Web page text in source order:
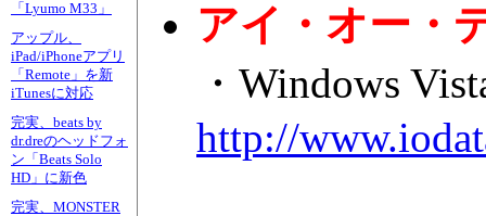
「Lyumo M33」
アップル、
iPad/iPhoneアプリ
「Remote」を新
iTunesに対応
完実、beats by
dr.dreのヘッドフォ
ン「Beats Solo
HD」に新色
完実、MONSTER
アイ・オー・
・Windows
http://